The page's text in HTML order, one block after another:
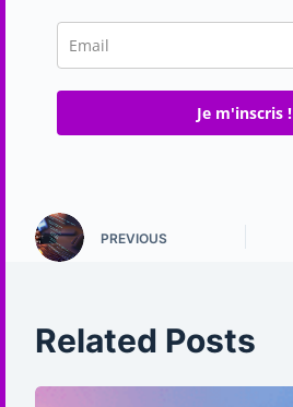
Je m'inscris !
PREVIOUS
Related Posts